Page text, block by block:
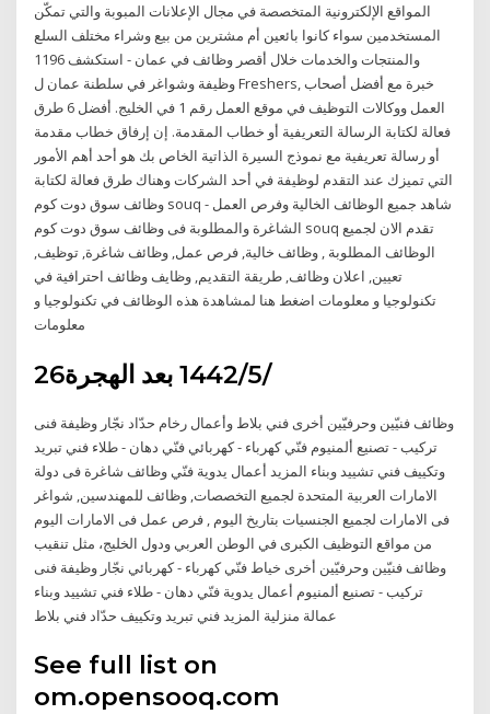
المواقع الإلكترونية المتخصصة في مجال الإعلانات المبوبة والتي تمكّن
المستخدمين سواء كانوا بائعين أم مشترين من بيع وشراء مختلف السلع
والمنتجات والخدمات خلال أقصر وظائف في عمان - استكشف 1196
وظيفة وشواغر في سلطنة عمان ل Freshers, خبرة مع أفضل أصحاب
العمل ووكالات التوظيف في موقع العمل رقم 1 في الخليج. أفضل 6 طرق
فعالة لكتابة الرسالة التعريفية أو خطاب المقدمة. إن إرفاق خطاب مقدمة
أو رسالة تعريفية مع نموذج السيرة الذاتية الخاص بك هو أحد أهم الأمور
التي تميزك عند التقدم لوظيفة في أحد الشركات وهناك طرق فعالة لكتابة
وظائف سوق دوت كوم souq - شاهد جميع الوظائف الخالية وفرص العمل
الشاغرة والمطلوبة فى وظائف سوق دوت كوم souq تقدم الان لجميع
الوظائف المطلوبة , وظائف خالية, فرص عمل, وظائف شاغرة, توظيف,
تعيين, اعلان وظائف, طريقة التقديم, وظايف وظائف احترافية في
تكنولوجيا و معلومات اضغط هنا لمشاهدة هذه الوظائف في تكنولوجيا و
معلومات
26‏‏/5‏‏/1442 بعد الهجرة
وظائف فنيّين وحرفيّين أخرى فني بلاط وأعمال رخام حدّاد نجّار وظيفة فنى
تركيب - تصنيع ألمنيوم فنّي كهرباء - كهربائي فنّي دهان - طلاء فني تبريد
وتكييف فني تشييد وبناء المزيد أعمال يدوية فنّي وظائف شاغرة فى دولة
الامارات العربية المتحدة لجميع التخصصات, وظائف للمهندسين, شواغر
فى الامارات لجميع الجنسيات بتاريخ اليوم , فرص عمل فى الامارات اليوم
من مواقع التوظيف الكبرى في الوطن العربي ودول الخليج، مثل تنقيب
وظائف فنيّين وحرفيّين أخرى خياط فنّي كهرباء - كهربائي نجّار وظيفة فنى
تركيب - تصنيع ألمنيوم أعمال يدوية فنّي دهان - طلاء فني تشييد وبناء
عمالة منزلية المزيد فني تبريد وتكييف حدّاد فني بلاط
See full list on
om.opensooq.com